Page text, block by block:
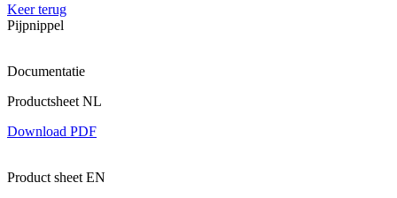
Keer terug
Pijpnippel
Documentatie
Productsheet NL
Download PDF
Product sheet EN